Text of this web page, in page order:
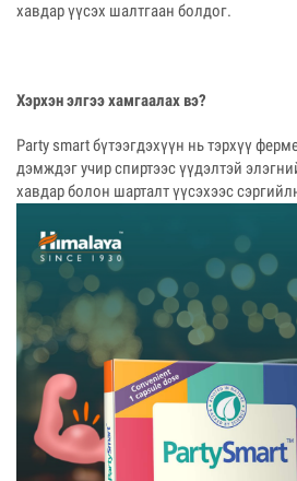
хавдар үүсэх шалтгаан болдог.
Хэрхэн элгээ хамгаалах вэ?
Party smart бүтээгдэхүүн нь тэрхүү
дэмждэг учир спиртээс үүдэлтэй
хавдар болон шарталт үүсэхээс